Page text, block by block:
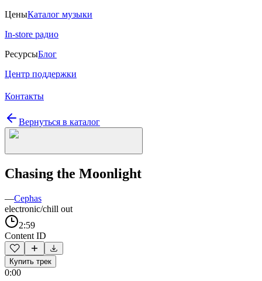
ЦеныКаталог музыки
In-store радио
РесурсыБлог
Центр поддержки
Контакты
Вернуться в каталог
Chasing the Moonlight
—Cephas
electronic/chill out
2:59
Content ID
Купить трек
0:00